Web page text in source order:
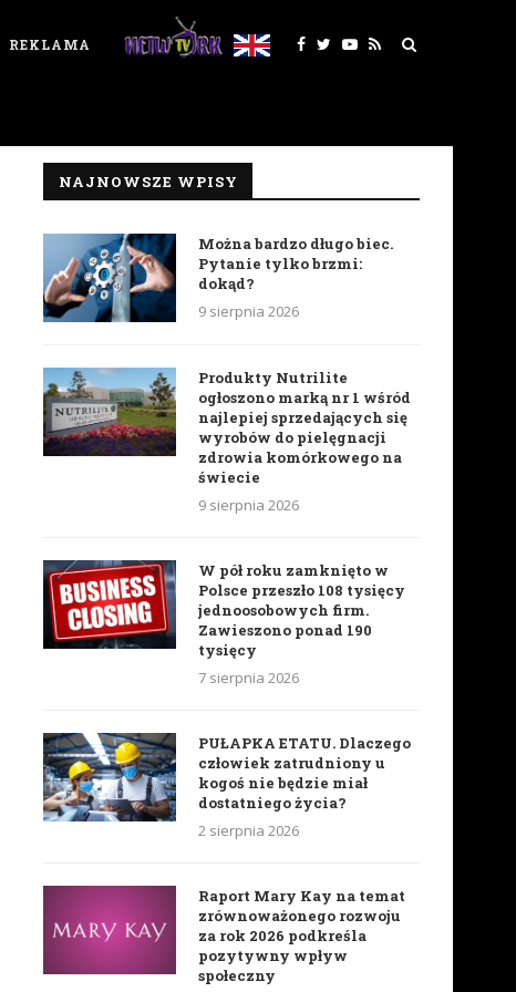
REKLAMA
NAJNOWSZE WPISY
Można bardzo długo biec.
Pytanie tylko brzmi:
dokąd?
9 sierpnia 2026
Produkty Nutrilite
ogłoszono marką nr 1 wśród
najlepiej sprzedających się
wyrobów do pielęgnacji
zdrowia komórkowego na
świecie
9 sierpnia 2026
W pół roku zamknięto w
Polsce przeszło 108 tysięcy
jednoosobowych firm.
Zawieszono ponad 190
tysięcy
7 sierpnia 2026
PUŁAPKA ETATU. Dlaczego
człowiek zatrudniony u
kogoś nie będzie miał
dostatniego życia?
2 sierpnia 2026
Raport Mary Kay na temat
zrównoważonego rozwoju
za rok 2026 podkreśla
pozytywny wpływ
społeczny